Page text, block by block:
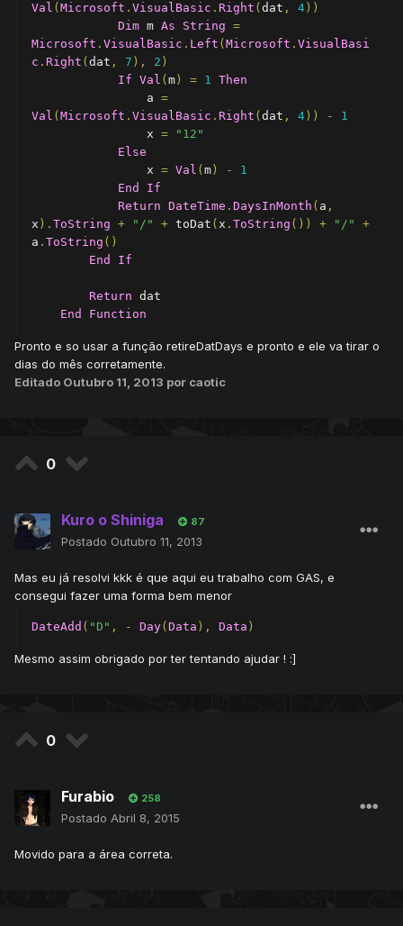
Val ( Microsoft . VisualBasic . Right ( dat , 4 ))
Dim m As String =
Microsoft . VisualBasic . Left ( Microsoft . VisualBasi
c . Right ( dat , 7 ), 2 )
If Val ( m ) = 1 Then
                a
=
Val ( Microsoft . VisualBasic . Right ( dat , 4 )) -
1
                x
=
"12"
Else
                x
= Val ( m ) -
1
End
If
Return DateTime . DaysInMonth ( a ,
x ). ToString + "/" + toDat ( x . ToString ()) + "/"
+
a . ToString ()
End
If
Return dat
End
Function
Pronto e so usar a função retireDatDays e pronto e ele va tirar o
dias do mês corretamente.
Editado Outubro 11, 2013 por caotic
0
Kuro o Shiniga 87
Postado Outubro 11, 2013
Mas eu já resolvi kkk é que aqui eu trabalho com GAS, e
consegui fazer uma forma bem menor
DateAdd ( "D" , - Day( Data ), Data )
Mesmo assim obrigado por ter tentando ajudar ! :]
0
Furabio 258
Postado Abril 8, 2015
Movido para a área correta.